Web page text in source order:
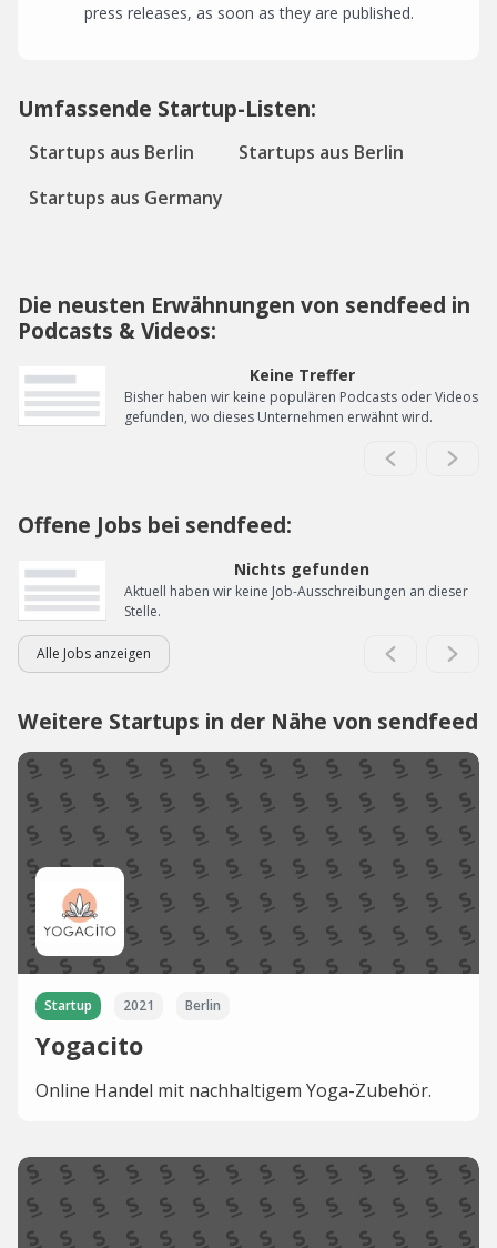
press releases, as soon as they are published.
Umfassende Startup-Listen:
Startups aus Berlin
Startups aus Berlin
Startups aus Germany
Die neusten Erwähnungen von sendfeed in
Podcasts & Videos:
Keine Treffer
Bisher haben wir keine populären Podcasts oder Videos
gefunden, wo dieses Unternehmen erwähnt wird.
Offene Jobs bei sendfeed:
Nichts gefunden
Aktuell haben wir keine Job-Ausschreibungen an dieser
Stelle.
Alle Jobs anzeigen
Weitere Startups in der Nähe von sendfeed
Startup 2021 Berlin
Yogacito
Online Handel mit nachhaltigem Yoga-Zubehör.